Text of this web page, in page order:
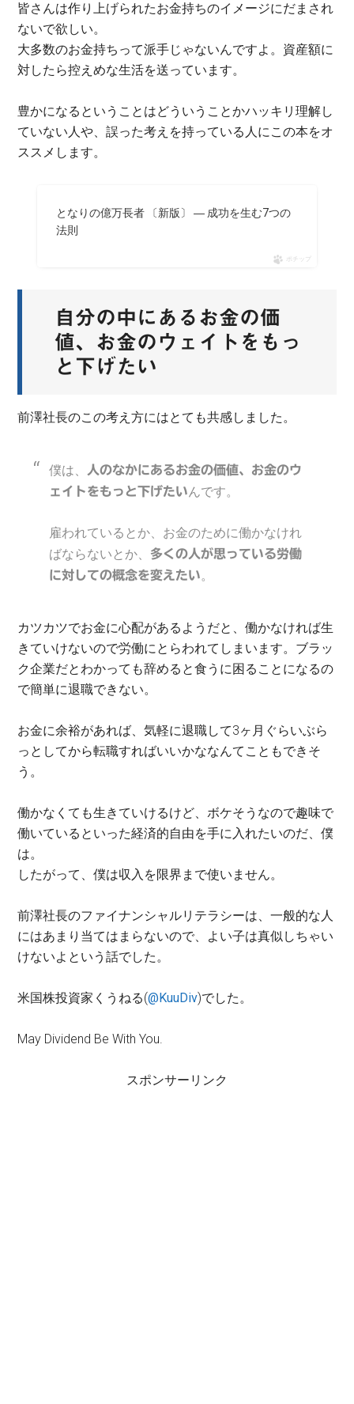
皆さんは作り上げられたお金持ちのイメージにだまされ
ないで欲しい。
大多数のお金持ちって派手じゃないんですよ。資産額に
対したら控えめな生活を送っています。
豊かになるということはどういうことかハッキリ理解し
ていない人や、誤った考えを持っている人にこの本をオ
ススメします。
となりの億万長者 〔新版〕 ― 成功を生む7つの
法則
ポチップ
自分の中にあるお金の価
値、お金のウェイトをもっ
と下げたい
前澤社長のこの考え方にはとても共感しました。
僕は、人のなかにあるお金の価値、お金のウ
ェイトをもっと下げたいんです。
雇われているとか、お金のために働かなけれ
ばならないとか、
多くの人が思っている労働
に対しての概念を変えたい。
カツカツでお金に心配があるようだと、働かなければ生
きていけないので労働にとらわれてしまいます。ブラッ
ク企業だとわかっても辞めると食うに困ることになるの
で簡単に退職できない。
お金に余裕があれば、気軽に退職して3ヶ月ぐらいぶら
っとしてから転職すればいいかななんてこともできそ
う。
働かなくても生きていけるけど、ボケそうなので趣味で
働いているといった経済的自由を手に入れたいのだ、僕
は。
したがって、僕は収入を限界まで使いません。
前澤社長のファイナンシャルリテラシーは、一般的な人
にはあまり当てはまらないので、よい子は真似しちゃい
けないよという話でした。
米国株投資家くうねる(@KuuDiv)でした。
May Dividend Be With You.
スポンサーリンク